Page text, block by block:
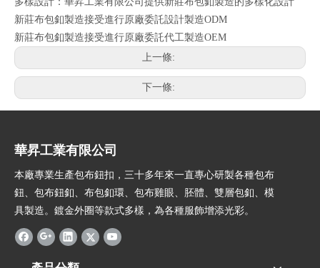
新莊布包釦製造接受進行原廠委託設計製造ODM
新莊布包釦製造接受進行原廠委託代工製造OEM
上一條:
下一條:
華昇工業有限公司
本廠專業生產包布鈕扣，三十多年來一直專心研製各種包布
鈕、包布鈕釦、布包釦環、包布雞眼、胚體、雙層包釦、模
具製造。鍍金外圈等款式多樣，為各種服飾增添光彩。